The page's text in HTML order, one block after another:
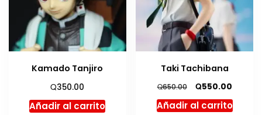
Kamado Tanjiro
Q350.00
Añadir al carrito
Taki Tachibana
Q650.00
precio
original
Q550.00El
precio
actual
Añadir al carrito